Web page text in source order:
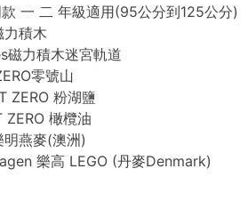
款 一 二 年級適用(95公分到125公分)
積木
磁力積木迷宮軌道
零號山
ZERO 粉湖鹽
ZERO 橄欖油
燕麥(澳洲)
樂高 LEGO (丹麥Denmark)